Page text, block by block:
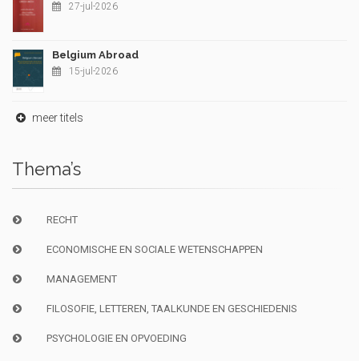
27-jul-2026
Belgium Abroad
15-jul-2026
meer titels
Thema’s
RECHT
ECONOMISCHE EN SOCIALE WETENSCHAPPEN
MANAGEMENT
FILOSOFIE, LETTEREN, TAALKUNDE EN GESCHIEDENIS
PSYCHOLOGIE EN OPVOEDING